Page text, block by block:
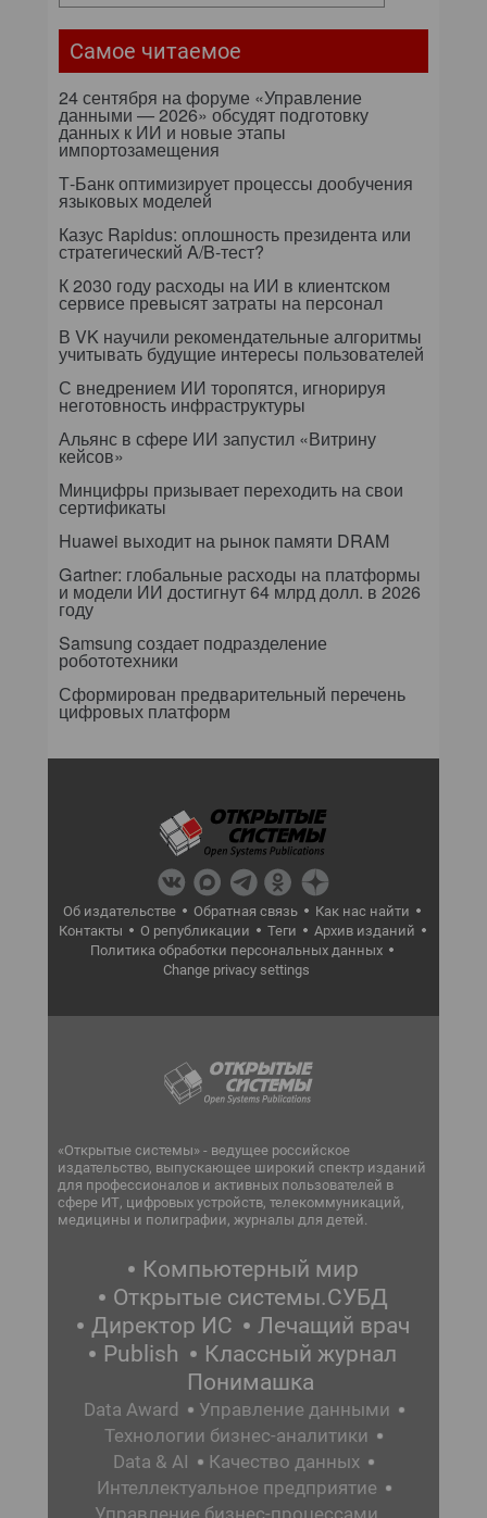
Самое читаемое
24 сентября на форуме «Управление
данными — 2026» обсудят подготовку
данных к ИИ и новые этапы
импортозамещения
Т-Банк оптимизирует процессы дообучения
языковых моделей
Казус Rapidus: оплошность президента или
стратегический A/B-тест?
К 2030 году расходы на ИИ в клиентском
сервисе превысят затраты на персонал
В VK научили рекомендательные алгоритмы
учитывать будущие интересы пользователей
С внедрением ИИ торопятся, игнорируя
неготовность инфраструктуры
Альянс в сфере ИИ запустил «Витрину
кейсов»
Минцифры призывает переходить на свои
сертификаты
Huawei выходит на рынок памяти DRAM
Gartner: глобальные расходы на платформы
и модели ИИ достигнут 64 млрд долл. в 2026
году
Samsung создает подразделение
робототехники
Сформирован предварительный перечень
цифровых платформ
Об издательстве Обратная связь
Как нас найти
Контакты
О републикации Теги
Архив изданий
Политика обработки персональных данных
Change privacy settings
«Открытые системы» - ведущее российское
издательство, выпускающее широкий спектр изданий
для профессионалов и активных пользователей в
сфере ИТ, цифровых устройств, телекоммуникаций,
медицины и полиграфии, журналы для детей.
Компьютерный мир
Открытые системы.СУБД
Директор ИС
Лечащий врач
Publish
Классный журнал
Понимашка
Data Award
Управление данными
Технологии бизнес-аналитики
Data & AI
Качество данных
Интеллектуальное предприятие
Управление бизнес-процессами